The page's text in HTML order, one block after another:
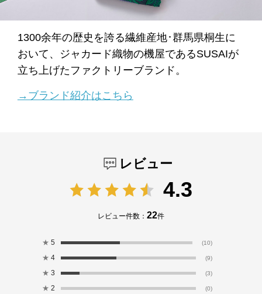
1300余年の歴史を誇る繊維産地･群馬県桐生に
おいて、ジャカード織物の機屋であるSUSAIが
立ち上げたファクトリーブランド。
→ブランド紹介はこちら
レビュー
4.3
レビュー件数： 22件
★ 5 (10)
★ 4 (9)
★ 3 (3)
★ 2 (0)